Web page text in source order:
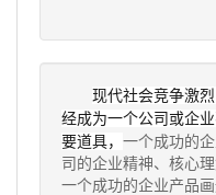
现代社会竞争激
经成为一个公司或企
要道具， 一个成功的
司的企业精神、核心
一个成功的企业产品